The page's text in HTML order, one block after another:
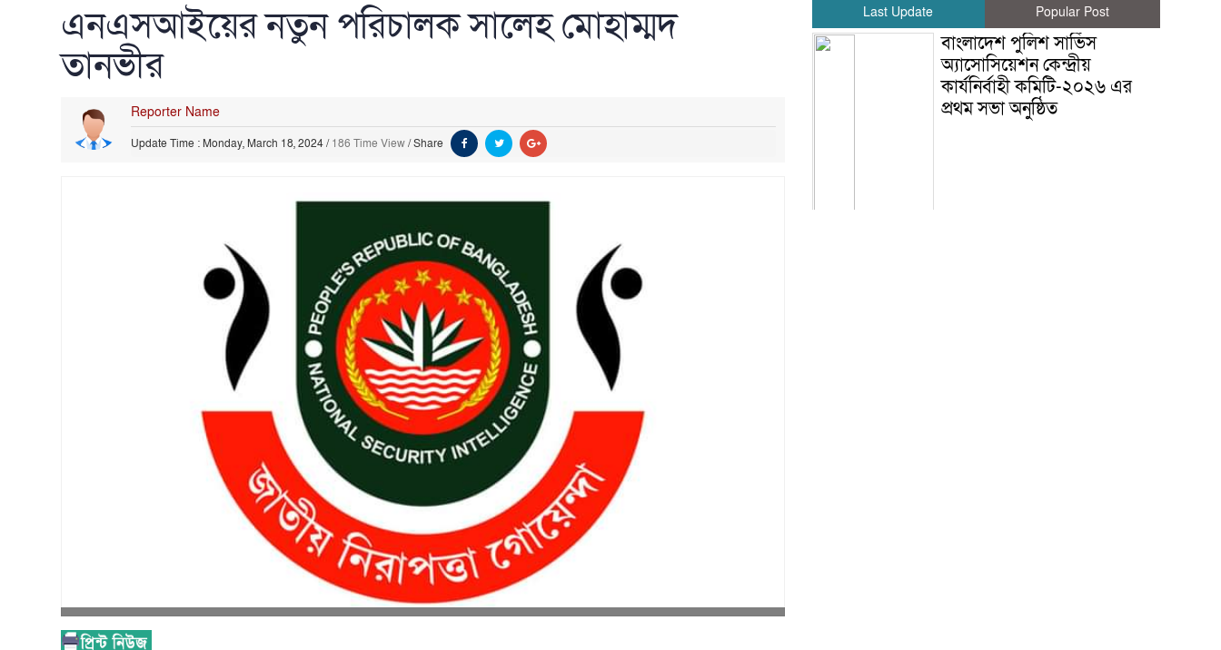
এনএসআইয়ের নতুন পরিচালক সালেহ মোহাম্মদ
তানভীর
Reporter Name
Update Time : Monday, March 18, 2024/186 Time View/Share
Last Update Popular Post
বাংলাদেশ পুলিশ সার্ভিস
অ্যাসোসিয়েশন কেন্দ্রীয়
কার্যনির্বাহী কমিটি-২০২৬ এর
প্রথম সভা অনুষ্ঠিত